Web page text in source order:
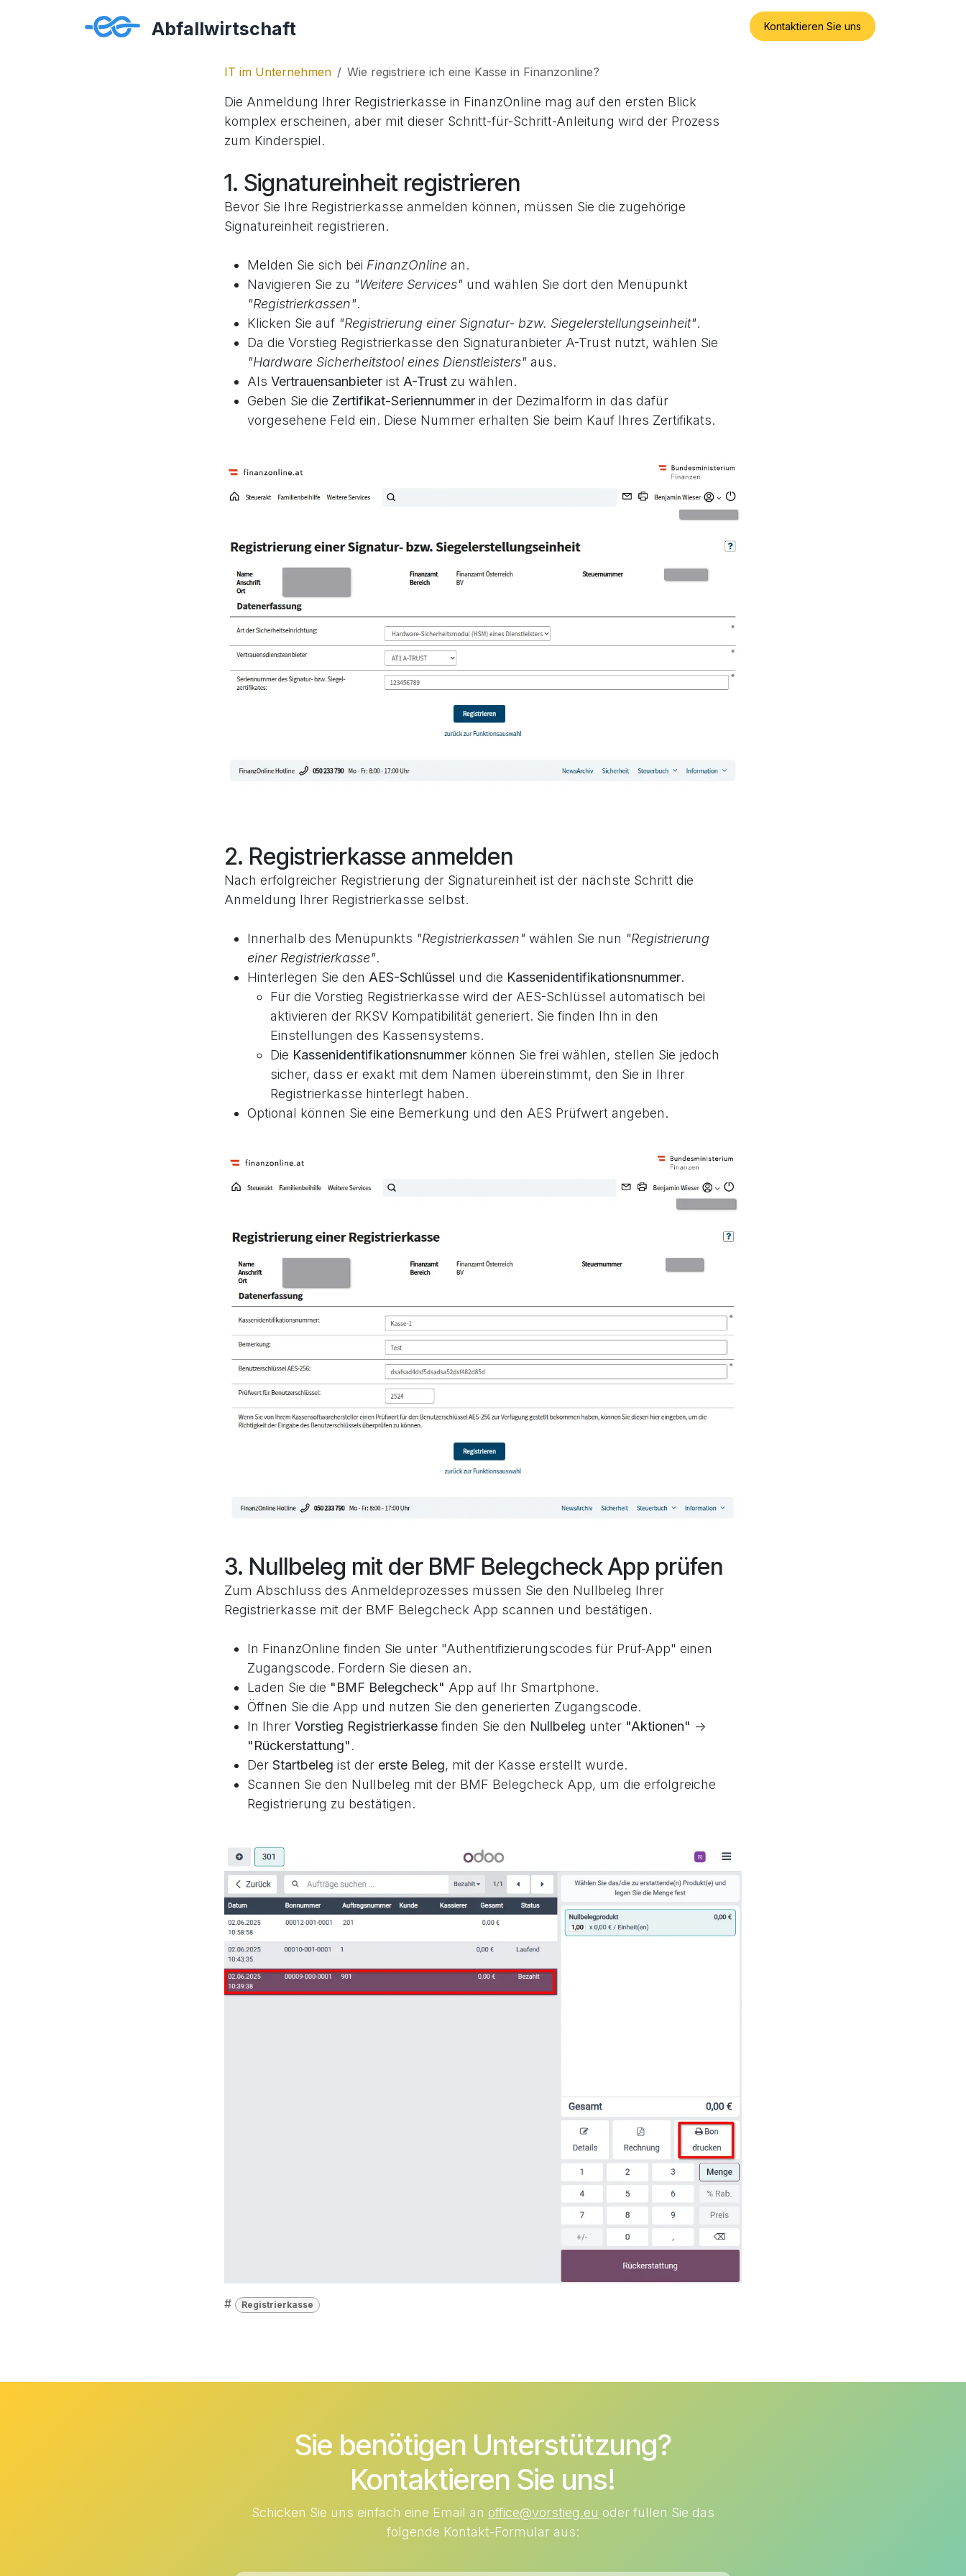
Kontaktieren Sie uns
IT im Unternehmen Wie registriere ich eine Kasse in Finanzonline?
Die Anmeldung Ihrer Registrierkasse in FinanzOnline mag auf den ersten Blick
komplex erscheinen, aber mit dieser Schritt-für-Schritt-Anleitung wird der Prozess
zum Kinderspiel.
1. Signatureinheit registrieren
Bevor Sie Ihre Registrierkasse anmelden können, müssen Sie die zugehörige
Signatureinheit registrieren.
Melden Sie sich bei FinanzOnline an.
Navigieren Sie zu "Weitere Services" und wählen Sie dort den Menüpunkt
"Registrierkassen".
Klicken Sie auf "Registrierung einer Signatur- bzw. Siegelerstellungseinheit".
Da die Vorstieg Registrierkasse den Signaturanbieter A-Trust nutzt, wählen Sie
"Hardware Sicherheitstool eines Dienstleisters" aus.
Als Vertrauensanbieter ist A-Trust zu wählen.
Geben Sie die Zertifikat-Seriennummer in der Dezimalform in das dafür
vorgesehene Feld ein. Diese Nummer erhalten Sie beim Kauf Ihres Zertifikats.
2. Registrierkasse anmelden
Nach erfolgreicher Registrierung der Signatureinheit ist der nächste Schritt die
Anmeldung Ihrer Registrierkasse selbst.
Innerhalb des Menüpunkts "Registrierkassen" wählen Sie nun "Registrierung
einer Registrierkasse".
Hinterlegen Sie den AES-Schlüssel und die Kassenidentifikationsnummer.
Für die Vorstieg Registrierkasse wird der AES-Schlüssel automatisch bei
aktivieren der RKSV Kompatibilität generiert. Sie finden Ihn in den
Einstellungen des Kassensystems.
Die Kassenidentifikationsnummer können Sie frei wählen, stellen Sie jedoch
sicher, dass er exakt mit dem Namen übereinstimmt, den Sie in Ihrer
Registrierkasse hinterlegt haben.
Optional können Sie eine Bemerkung und den AES Prüfwert angeben.
3. Nullbeleg mit der BMF Belegcheck App prüfen
Zum Abschluss des Anmeldeprozesses müssen Sie den Nullbeleg Ihrer
Registrierkasse mit der BMF Belegcheck App scannen und bestätigen.
In FinanzOnline finden Sie unter "Authentifizierungscodes für Prüf-App" einen
Zugangscode. Fordern Sie diesen an.
Laden Sie die "BMF Belegcheck" App auf Ihr Smartphone.
Öffnen Sie die App und nutzen Sie den generierten Zugangscode.
In Ihrer Vorstieg Registrierkassefinden Sie den Nullbeleg unter "Aktionen" ->
"Rückerstattung".
Der Startbeleg ist der erste Beleg, mit der Kasse erstellt wurde.
Scannen Sie den Nullbeleg mit der BMF Belegcheck App, um die erfolgreiche
Registrierung zu bestätigen.
# Registrierkasse
Sie benötigen Unterstützung?
Kontaktieren Sie uns!
Schicken Sie uns einfach eine Email an office@vorstieg.eu oder füllen Sie das
folgende Kontakt-Formular aus: